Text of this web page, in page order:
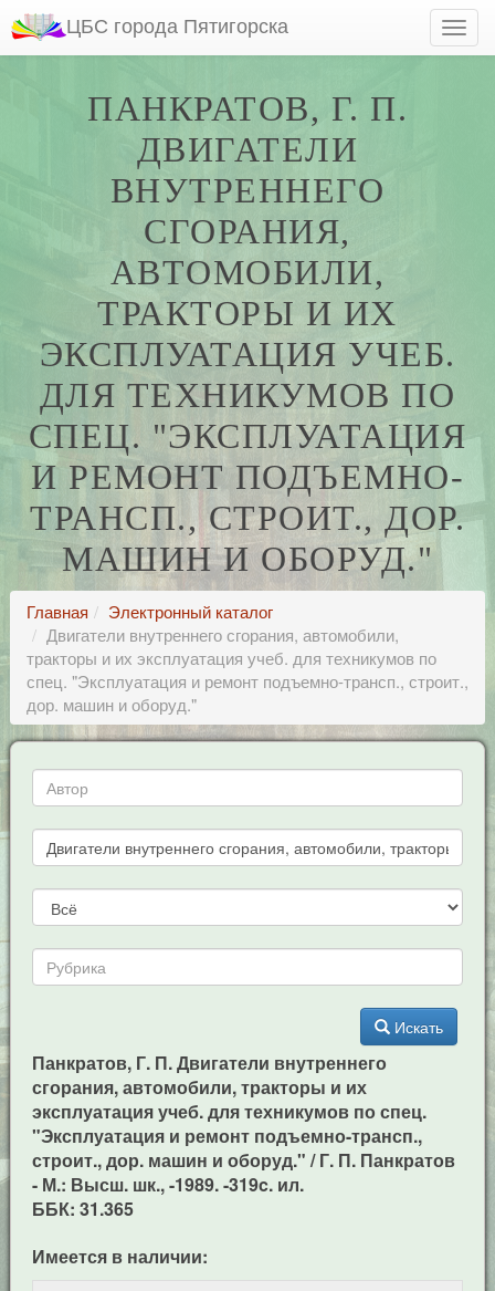
ЦБС города Пятигорска
ПАНКРАТОВ, Г. П.
ДВИГАТЕЛИ
ВНУТРЕННЕГО
СГОРАНИЯ,
АВТОМОБИЛИ,
ТРАКТОРЫ И ИХ
ЭКСПЛУАТАЦИЯ УЧЕБ.
ДЛЯ ТЕХНИКУМОВ ПО
СПЕЦ. "ЭКСПЛУАТАЦИЯ
И РЕМОНТ ПОДЪЕМНО-
ТРАНСП., СТРОИТ., ДОР.
МАШИН И ОБОРУД."
Главная
Электронный каталог
Двигатели внутреннего сгорания, автомобили,
тракторы и их эксплуатация учеб. для техникумов по
спец. "Эксплуатация и ремонт подъемно-трансп., строит.,
дор. машин и оборуд."
Искать
Панкратов, Г. П. Двигатели внутреннего
сгорания, автомобили, тракторы и их
эксплуатация учеб. для техникумов по спец.
"Эксплуатация и ремонт подъемно-трансп.,
строит., дор. машин и оборуд." / Г. П. Панкратов
- М.: Высш. шк., -1989. -319c. ил.
ББК: 31.365
Имеется в наличии: